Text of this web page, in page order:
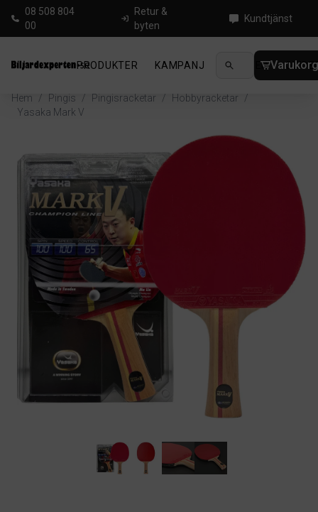
08 508 804
00
Retur &
byten
Kundtjänst
PRODUKTER KAMPANJ NYHETER
Hem / Pingis / Pingisracketar / Hobbyracketar
/
Yasaka Mark V